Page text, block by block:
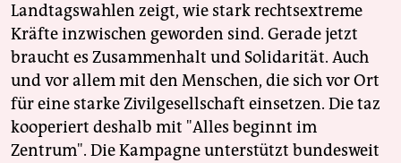
Landtagswahlen zeigt, wie stark rechtsextreme
Kräfte inzwischen geworden sind. Gerade jetzt
braucht es Zusammenhalt und Solidarität. Auch
und vor allem mit den Menschen, die sich vor Ort
für eine starke Zivilgesellschaft einsetzen. Die taz
kooperiert deshalb mit "Alles beginnt im
Zentrum". Die Kampagne unterstützt bundesweit